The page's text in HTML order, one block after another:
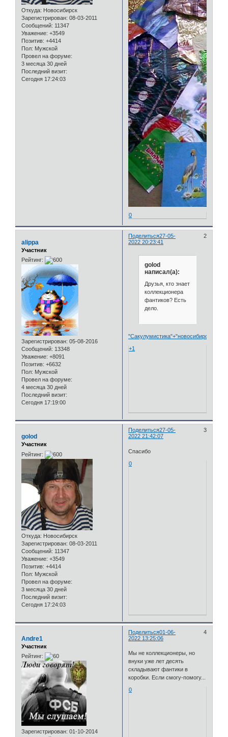
Откуда: Новосибирск
Зарегистрирован: 08-03-2011
Сообщений: 11347
Уважение: +3549
Позитив: +4414
Пол: Мужской
Провел на форуме:
3 месяца 30 дней
Последний визит:
Сегодня 17:24:03
0
Поделиться 2
27-05-
2022 20:23:41
alippa
Участник
Рейтинг:
Зарегистрирован: 05-08-2016
Сообщений: 13348
Уважение: +8091
Позитив: +6632
Пол: Мужской
Провел на форуме:
4 месяца 30 дней
Последний визит:
Сегодня 17:19:00
golod
написал(а):
Друзья, кто знает
коллекционера
фантиков? Есть
дело.
"Сакулумистика"+"новосибирск"
+1
Поделиться 3
27-05-
2022 21:42:07
golod
Участник
Рейтинг:
Откуда: Новосибирск
Зарегистрирован: 08-03-2011
Сообщений: 11347
Уважение: +3549
Позитив: +4414
Пол: Мужской
Провел на форуме:
3 месяца 30 дней
Последний визит:
Сегодня 17:24:03
Спасибо
0
Поделиться 4
01-06-
2022 13:25:06
Andre1
Участник
Рейтинг:
Зарегистрирован: 01-10-2014
Мы не коллекционеры, но
внуки уже лет десять
складывают фантики в
коробки. Если смогу-помогу...
0